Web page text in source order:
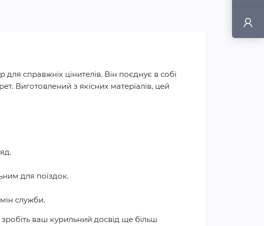
справжніх цінителів. Він поєднує в собі
Виготовлений з якісних матеріалів, цей
для поїздок.
служби.
ваш курильний досвід ще більш